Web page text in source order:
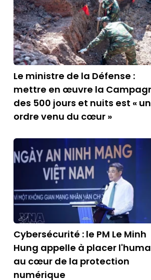
Le ministre de la Défense :
mettre en œuvre la
des 500 jours et nuits est « un
ordre venu du cœur »
Cybersécurité : le PM Le Minh
Hung appelle à placer
au cœur de la protection
numérique